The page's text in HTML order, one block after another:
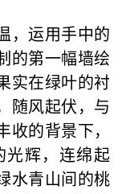
，运用手中的
的第一幅墙绘
实在绿叶的衬
随风起伏，与
收的背景下，
光辉，连绵起
水青山间的桃